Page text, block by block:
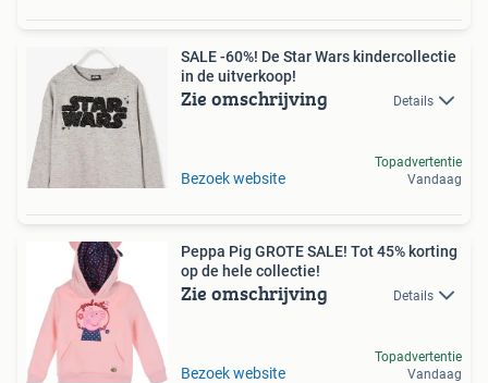
SALE -60%! De Star Wars kindercollectie
in de uitverkoop!
Zie omschrijving Details
Bezoek website
Topadvertentie
Vandaag
Peppa Pig GROTE SALE! Tot 45% korting
op de hele collectie!
Zie omschrijving Details
Bezoek website
Topadvertentie
Vandaag